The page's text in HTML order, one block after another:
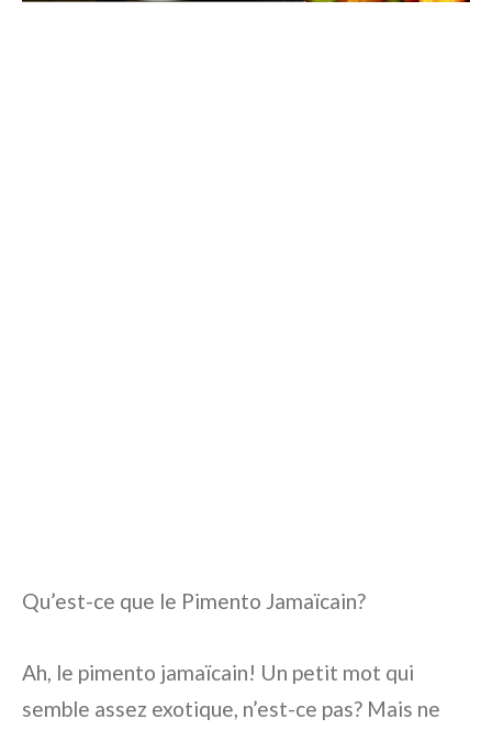
Qu’est-ce que le Pimento Jamaïcain?
Ah, le pimento jamaïcain! Un petit mot qui
semble assez exotique, n’est-ce pas? Mais ne